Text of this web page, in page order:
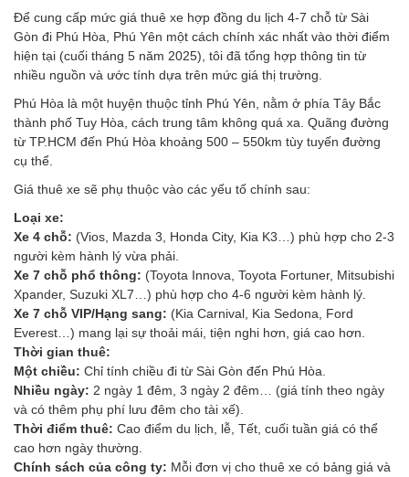
Để cung cấp mức giá thuê xe hợp đồng du lịch 4-7 chỗ từ Sài
Gòn đi Phú Hòa, Phú Yên một cách chính xác nhất vào thời điểm
hiện tại (cuối tháng 5 năm 2025), tôi đã tổng hợp thông tin từ
nhiều nguồn và ước tính dựa trên mức giá thị trường.
Phú Hòa là một huyện thuộc tỉnh Phú Yên, nằm ở phía Tây Bắc
thành phố Tuy Hòa, cách trung tâm không quá xa. Quãng đường
từ TP.HCM đến Phú Hòa khoảng 500 – 550km tùy tuyến đường
cụ thể.
Giá thuê xe sẽ phụ thuộc vào các yếu tố chính sau:
Loại xe:
Xe 4 chỗ: (Vios, Mazda 3, Honda City, Kia K3…) phù hợp cho 2-3
người kèm hành lý vừa phải.
Xe 7 chỗ phổ thông: (Toyota Innova, Toyota Fortuner, Mitsubishi
Xpander, Suzuki XL7…) phù hợp cho 4-6 người kèm hành lý.
Xe 7 chỗ VIP/Hạng sang: (Kia Carnival, Kia Sedona, Ford
Everest…) mang lại sự thoải mái, tiện nghi hơn, giá cao hơn.
Thời gian thuê:
Một chiều: Chỉ tính chiều đi từ Sài Gòn đến Phú Hòa.
Nhiều ngày: 2 ngày 1 đêm, 3 ngày 2 đêm… (giá tính theo ngày
và có thêm phụ phí lưu đêm cho tài xế).
Thời điểm thuê: Cao điểm du lịch, lễ, Tết, cuối tuần giá có thể
cao hơn ngày thường.
Chính sách của công ty: Mỗi đơn vị cho thuê xe có bảng giá và